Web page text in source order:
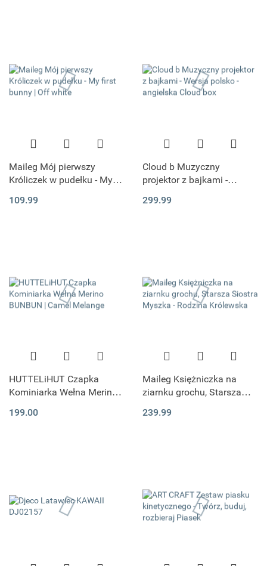
Maileg Mój pierwszy
Króliczek w pudełku - My
109.99
Cloud b Muzyczny
projektor z bajkami -
Cloud box
299.99
HUTTELiHUT Czapka
Kominiarka Wełna Merino
199.00
Maileg Księżniczka na
ziarnku grochu, Starsza
Królewska
239.99